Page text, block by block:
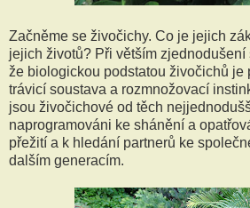
Začněme se živočichy. Co je jejich
jejich životů? Při větším zjednodušení
že biologickou podstatou živočichů je
trávicí soustava a rozmnožovací
jsou živočichové od těch
naprogramováni ke shánění a
přežití a k hledání partnerů ke
dalším generacím.